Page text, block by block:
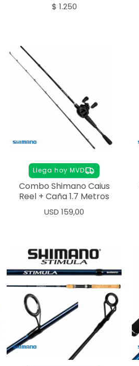
$ 1.250
Llega hoy MVD
Combo Shimano Caius
Reel + Caña 1.7 Metros
USD 159,00